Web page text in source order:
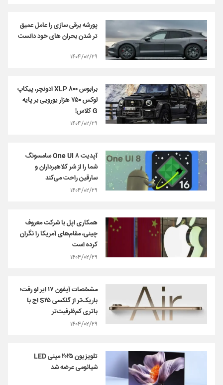
پورشه برقی سازی را عامل عمیق
تر شدن بحران های خود دانست
۱۴۰۴/۰۲/۲۹
برابوس XLP ۸۰۰ ادونچر، پیکاپ
لوکس ۷۵۰ هزار یورویی بر پایه
G کلاس!
۱۴۰۴/۰۲/۲۹
آپدیت One UI ۸ سامسونگ
شما را از شر کلاهبرداران و
سارقین راحت می‌کند
۱۴۰۴/۰۲/۲۹
همکاری اپل با شرکت معروف
چینی، مقام‌های آمریکا را نگران
کرده است
۱۴۰۴/۰۲/۲۹
مشخصات آیفون ۱۷ ایر لو رفت؛
باریک‌تر از گلکسی S۲۵ اج با
باتری کم‌ظرفیت‌تر
۱۴۰۴/۰۲/۲۹
تلویزیون ۲۰۲۵ مینی‌ LED
شیائومی عرضه شد